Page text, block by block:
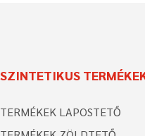
SZINTETIKUS
TERMÉKEK LAPOSTETŐ